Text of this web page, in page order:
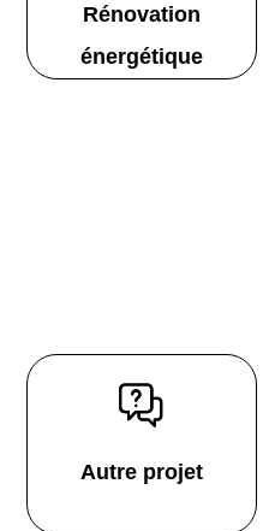
Rénovation
énergétique
Autre projet